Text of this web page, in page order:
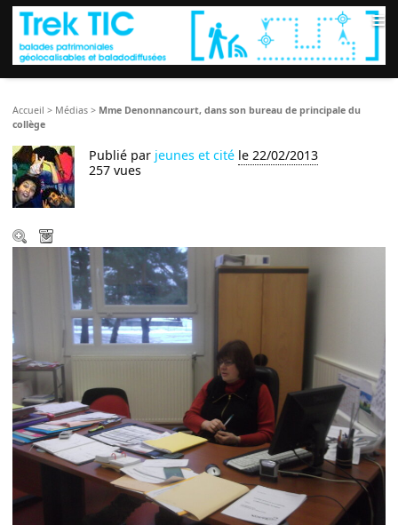
≡
Accueil > Médias > Mme Denonnancourt, dans son bureau de principale du
collège
Publié par jeunes et cité le 22/02/2013
257 vues